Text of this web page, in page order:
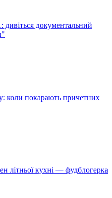
дивіться документальний
коли покарають причетних
літньої кухні — фудблогерка